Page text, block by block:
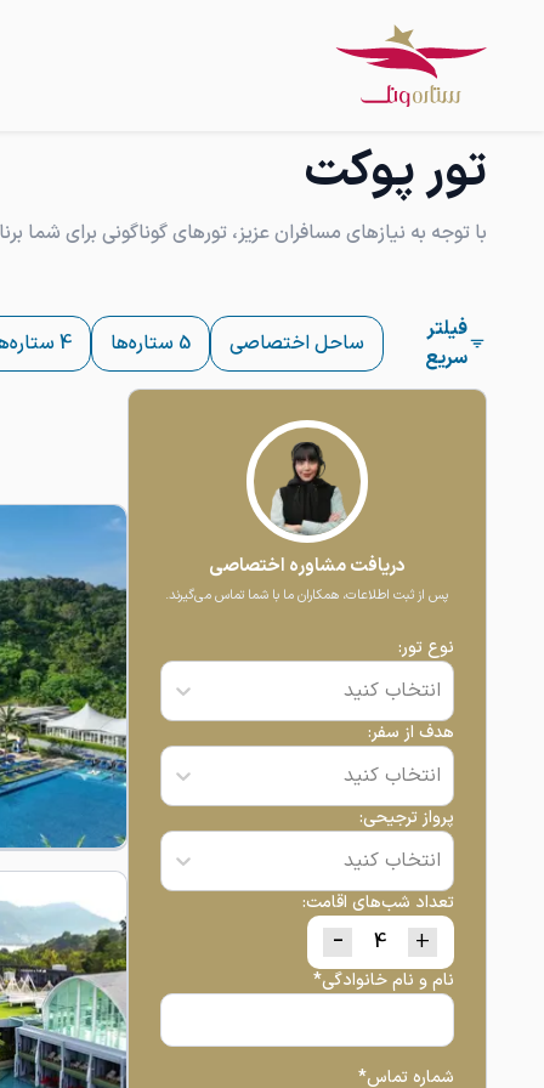
تور پوکت
با توجه به نیازهای مسافران عزیز، تورهای گوناگونی برای شما
فیلتر
سریع
ساحل اختصاصی 5 ستاره‌ها 4 ستاره‌ها
دریافت مشاوره اختصاصی
پس از ثبت اطلاعات، همکاران ما با شما تماس می‌گیرند.
نوع تور:
انتخاب کنید
هدف از سفر:
انتخاب کنید
پرواز ترجیحی:
انتخاب کنید
تعداد شب‌های اقامت:
+
-
نام و نام خانوادگی*
شماره تماس*